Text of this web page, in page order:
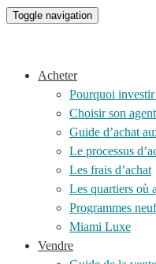
Toggle navigation
Acheter
Pourquoi
Choisir son
Guide d’achat
Le processus
Les frais d’achat
Les quartiers où
Programmes
Miami Luxe
Vendre